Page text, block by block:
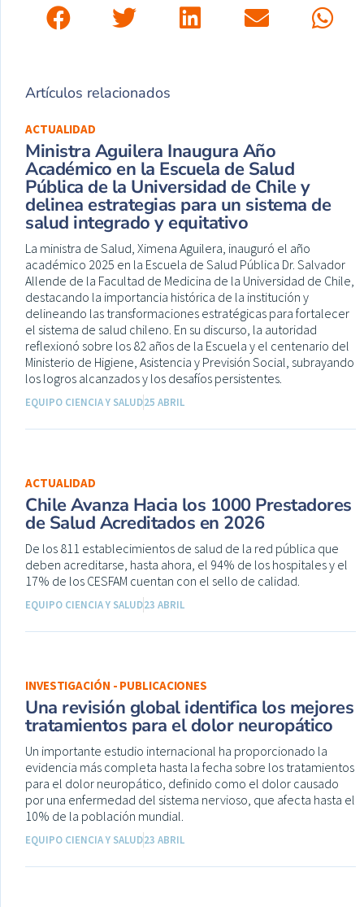
Artículos relacionados
ACTUALIDAD
Ministra Aguilera Inaugura Año
Académico en la Escuela de Salud
Pública de la Universidad de Chile y
delinea estrategias para un sistema de
salud integrado y equitativo
La ministra de Salud, Ximena Aguilera, inauguró el año
académico 2025 en la Escuela de Salud Pública Dr. Salvador
Allende de la Facultad de Medicina de la Universidad de Chile,
destacando la importancia histórica de la institución y
delineando las transformaciones estratégicas para fortalecer
el sistema de salud chileno. En su discurso, la autoridad
reflexionó sobre los 82 años de la Escuela y el centenario del
Ministerio de Higiene, Asistencia y Previsión Social, subrayando
los logros alcanzados y los desafíos persistentes.
EQUIPO CIENCIA Y SALUD25 ABRIL
ACTUALIDAD
Chile Avanza Hacia los 1000 Prestadores
de Salud Acreditados en 2026
De los 811 establecimientos de salud de la red pública que
deben acreditarse, hasta ahora, el 94% de los hospitales y el
17% de los CESFAM cuentan con el sello de calidad.
EQUIPO CIENCIA Y SALUD23 ABRIL
INVESTIGACIÓN - PUBLICACIONES
Una revisión global identifica los mejores
tratamientos para el dolor neuropático
Un importante estudio internacional ha proporcionado la
evidencia más completa hasta la fecha sobre los tratamientos
para el dolor neuropático, definido como el dolor causado
por una enfermedad del sistema nervioso, que afecta hasta el
10% de la población mundial.
EQUIPO CIENCIA Y SALUD23 ABRIL